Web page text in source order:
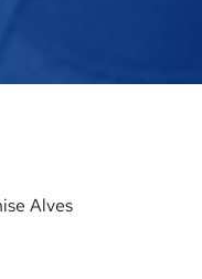
Alves